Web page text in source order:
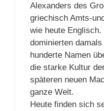
Alexanders des
griechisch Amts-
wie heute
dominierten
hunderte Namen
die starke Kultur
späteren neuen
ganze Welt.
Heute finden sich